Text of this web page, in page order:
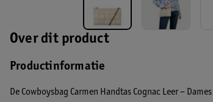
Over dit product
Productinformatie
De Cowboysbag Carmen Handtas Cognac Leer –